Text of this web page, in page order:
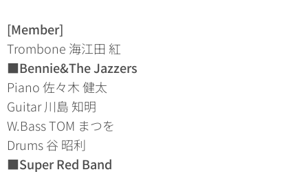
[Member]
Trombone 海江田 紅
■Bennie&The Jazzers
Piano 佐々木 健太
Guitar 川島 知明
W.Bass TOM まつを
Drums 谷 昭利
■Super Red Band